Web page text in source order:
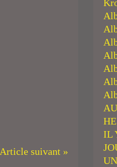
Article suivant »
IL